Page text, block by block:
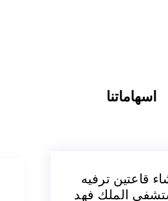
اسهاماتنا
إنشاء أربع قاعات